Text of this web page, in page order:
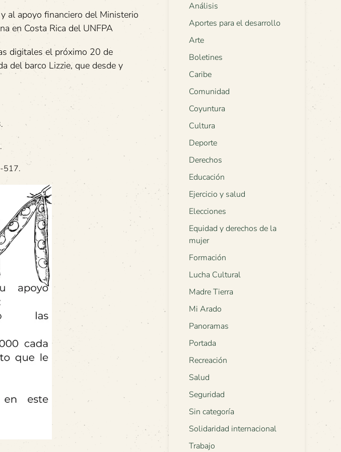
al apoyo financiero del Ministerio
en Costa Rica del UNFPA
digitales el próximo 20 de
del barco Lizzie, que desde y
517.
Análisis
Aportes para el desarrollo
Arte
Boletines
Caribe
Comunidad
Coyuntura
Cultura
Deporte
Derechos
Educación
Ejercicio y salud
Elecciones
Equidad y derechos de la
mujer
Formación
Lucha Cultural
Madre Tierra
Mi Arado
Panoramas
Portada
Recreación
Salud
Seguridad
Sin categoría
Solidaridad internacional
Trabajo